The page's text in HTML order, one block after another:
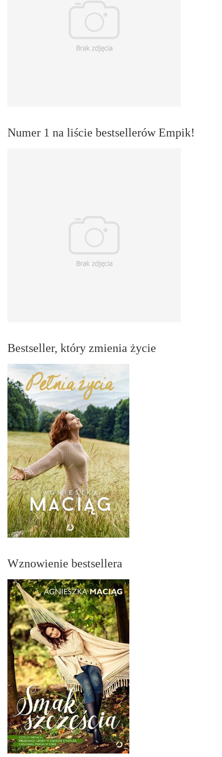
Numer 1 na liście bestsellerów Empik!
Bestseller, który zmienia życie
Wznowienie bestsellera